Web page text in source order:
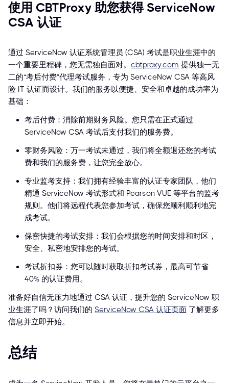
使用 CBTProxy 助您获得 ServiceNow
CSA 认证
通过 ServiceNow 认证系统管理员 (CSA) 考试是职业生涯中的
一个重要里程碑，您无需独自面对。 cbtproxy.com 提供独一无
二的“考后付费”代理考试服务，专为 ServiceNow CSA 等高风
险 IT 认证而设计。我们的服务以便捷、安全和卓越的成功率为
基础：
考后付费：消除前期财务风险。您只需在正式通过
ServiceNow CSA 考试后支付我们的服务费。
零财务风险：万一考试未通过，我们将全额退还您的考试
费和我们的服务费，让您完全放心。
专业监考支持：我们拥有经验丰富的认证专家团队，他们
精通 ServiceNow 考试形式和 Pearson VUE 等平台的监考
规则。他们将远程代表您参加考试，确保您顺利顺利地完
成考试。
保密快捷的考试安排：我们会根据您的时间安排和时区，
安全、私密地安排您的考试。
考试折扣券：您可以随时获取折扣考试券，最高可节省
40% 的认证费用。
准备好自信无压力地通过 CSA 认证，提升您的 ServiceNow 职
业生涯了吗？访问我们的 ServiceNow CSA 认证页面 了解更多
信息并立即开始。
总结